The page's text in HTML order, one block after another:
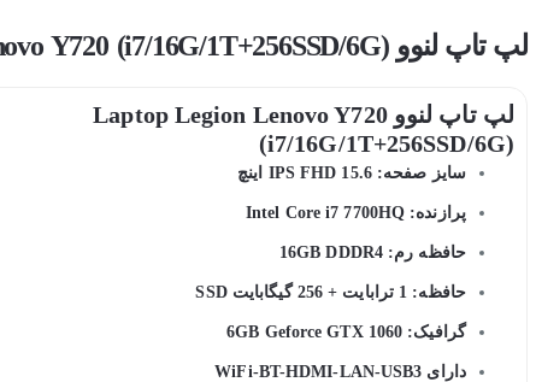
لپ تاپ لنوو Laptop Legion Lenovo Y720 (i7/16G/1T+256SSD/6G)
لپ تاپ لنوو Laptop Legion Lenovo Y720
(i7/16G/1T+256SSD/6G)
سایز صفحه: 15.6 IPS FHD اینچ
پرازنده: Intel Core i7 7700HQ
حافظه رم: 16GB DDDR4
حافظه: 1 ترابایت + 256 گیگابایت SSD
گرافیک: 6GB Geforce GTX 1060
دارای WiFi-BT-HDMI-LAN-USB3